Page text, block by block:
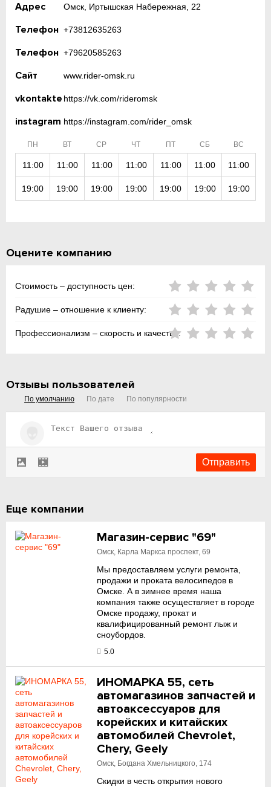
Адрес Омск, Иртышская Набережная, 22
Телефон +73812635263
Телефон +79620585263
Сайт www.rider-omsk.ru
vkontakte https://vk.com/rideromsk
instagram https://instagram.com/rider_omsk
ПН ВТ СР ЧТ ПТ СБ ВС
11:00 11:00 11:00 11:00 11:00 11:00 11:00
19:00 19:00 19:00 19:00 19:00 19:00 19:00
Оцените компанию
Стоимость – доступность цен:
Радушие – отношение к клиенту:
Профессионализм – скорость и качество:
Отзывы пользователей
По умолчанию По дате По популярности
Еще компании
Магазин-сервис "69"
Омск, Карла Маркса проспект, 69
Мы предоставляем услуги ремонта,
продажи и проката велосипедов в
Омске. А в зимнее время наша
компания также осуществляет в городе
Омске продажу, прокат и
квалифицированный ремонт лыж и
сноубордов.
5.0
ИНОМАРКА 55, сеть
автомагазинов запчастей и
автоаксессуаров для
корейских и китайских
автомобилей Chevrolet,
Chery, Geely
Омск, Богдана Хмельницкого, 174
Скидки в честь открытия нового